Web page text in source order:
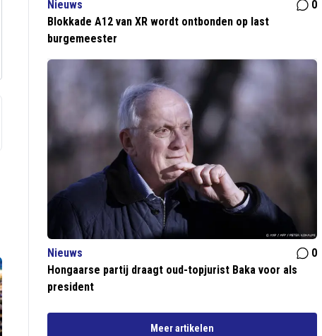
Nieuws
0
Blokkade A12 van XR wordt ontbonden op last
burgemeester
Nieuws
0
Hongaarse partij draagt oud-topjurist Baka voor als
president
Meer artikelen